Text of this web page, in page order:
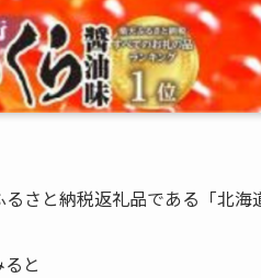
さと納税返礼品である「北
と